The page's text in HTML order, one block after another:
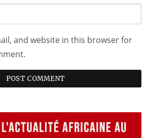
and website in this browser for